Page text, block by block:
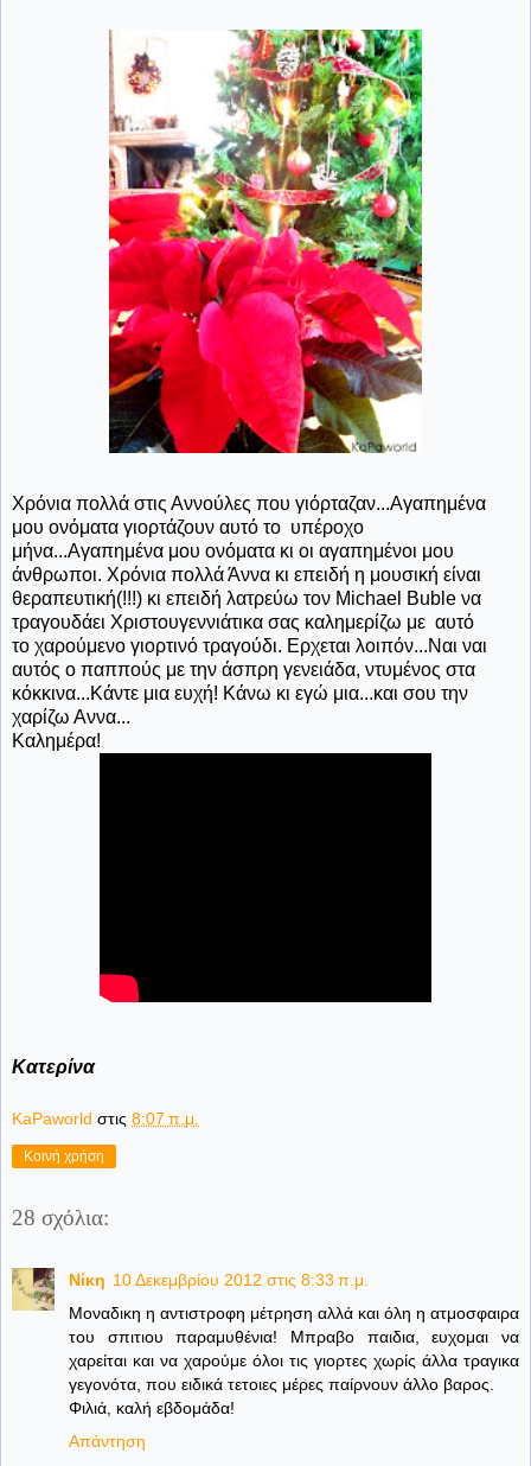
Χρόνια πολλά στις Αννούλες που γιόρταζαν...Αγαπημένα
μου ονόματα γιορτάζουν αυτό το υπέροχο
μήνα...Αγαπημένα μου ονόματα κι οι αγαπημένοι μου
άνθρωποι. Χρόνια πολλά Άννα κι επειδή η μουσική είναι
θεραπευτική(!!!) κι επειδή λατρεύω τον Michael Buble να
τραγουδάει Χριστουγεννιάτικα σας καλημερίζω με αυτό
το χαρούμενο γιορτινό τραγούδι. Ερχεται λοιπόν...Ναι ναι
αυτός ο παππούς με την άσπρη γενειάδα, ντυμένος στα
κόκκινα...Κάντε μια ευχή! Κάνω κι εγώ μια...και σου την
χαρίζω Αννα...
Καλημέρα!
Κατερίνα
KaPaworld στις 8:07 π.μ.
Κοινή χρήση
28 σχόλια:
Νίκη 10 Δεκεμβρίου 2012 στις 8:33 π.μ.
Μοναδικη η αντιστροφη μέτρηση αλλά και όλη η ατμοσφαιρα
του σπιτιου παραμυθένια! Μπραβο παιδια, ευχομαι να
χαρείται και να χαρούμε όλοι τις γιορτες χωρίς άλλα τραγικα
γεγονότα, που ειδικά τετοιες μέρες παίρνουν άλλο βαρος.
Φιλιά, καλή εβδομάδα!
Απάντηση